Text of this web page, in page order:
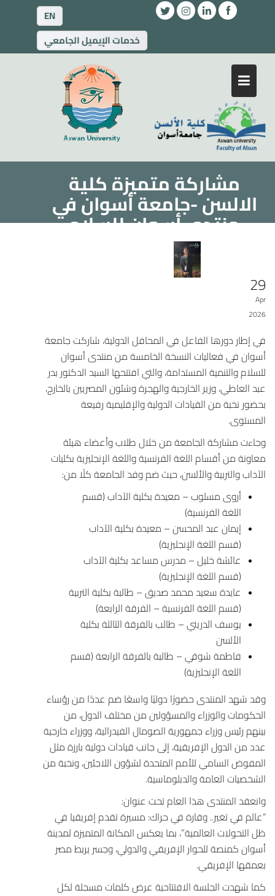
EN
خدمات الإيميل الجامعي
مشاركة متميزة كلية
الالسن -جامعة أسوان في
منتدى أسوان للسلام
والتنمية المستدامة بحضور
دولي رفيع المستوى
29
Apr
2026
في إطار دورها الفاعل في المحافل الدولية، شاركتجامعة
أسوانفي فعاليات النسخة الخامسة منمنتدى أسوان
للسلام والتنمية المستدامة، والتي افتتحها السيد الدكتور بدر
عبد العاطي، وزير الخارجية والهجرة وشئون المصريين بالخارج،
بحضور نخبة من القيادات الدولية والإقليمية رفيعة
المستوى.
وجاءت مشاركة الجامعة من خلال طلاب وأعضاء هيئة
معاونة من أقسام اللغة الفرنسية واللغة الإنجليزية بكليات
الآداب والتربية والألسن، حيث ضم وفد الجامعة كلًا من:
أروى مسلوب – معيدة بكلية الآداب (قسم
اللغة الفرنسية)
إيمان عبد المحسن – معيدة بكلية الآداب
(قسم اللغة الإنجليزية)
عائشة خليل – مدرس مساعد بكلية الآداب
(قسم اللغة الإنجليزية)
عايدة سعيد محمد صديق – طالبة بكلية التربية
(قسم اللغة الفرنسية – الفرقة الرابعة)
يوسف الدريني – طالب بالفرقة الثالثة بكلية
الألسن
فاطمة شوقي – طالبة بالفرقة الرابعة (قسم
اللغة الإنجليزية)
وقد شهد المنتدى حضورًا دوليًا واسعًا ضم عددًا من رؤساء
الحكومات والوزراء والمسؤولين من مختلف الدول، من
بينهم رئيس وزراء جمهورية الصومال الفيدرالية، ووزراء خارجية
عدد من الدول الإفريقية، إلى جانب قيادات دولية بارزة مثل
المفوض السامي للأمم المتحدة لشؤون اللاجئين، ونخبة من
الشخصيات العامة والدبلوماسية.
وانعقد المنتدى هذا العام تحت عنوان:
“عالم في تغير.. وقارة في حراك: مسيرة تقدم إفريقيا في
ظل التحولات العالمية”، بما يعكس المكانة المتميزة لمدينة
أسوانكمنصة للحوار الإفريقي والدولي، وجسر يربط مصر
بعمقها الإفريقي.
كما شهدت الجلسة الافتتاحية عرض كلمات مسجلة لكل